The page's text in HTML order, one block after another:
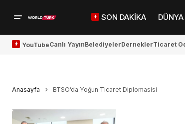
SON DAKİKA DÜNYA
YouTubeCanlı YayınBelediyelerDerneklerTicaret
Anasayfa BTSO’da Yoğun Ticaret Diplomasisi